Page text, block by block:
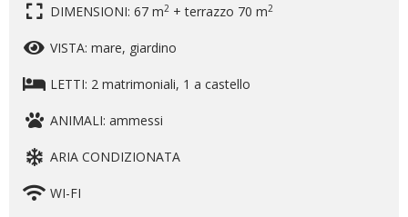
DIMENSIONI: 67 m2 + terrazzo 70 m2
VISTA: mare, giardino
LETTI: 2 matrimoniali, 1 a castello
ANIMALI: ammessi
ARIA CONDIZIONATA
WI-FI